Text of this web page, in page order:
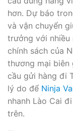
hơn. Dự báo
và vận chuyển
trưởng với nhiều
chính sách của
thương mại biên
cầu gửi hàng đi
lý do để Ninja
nhanh Lào Cai
trên.